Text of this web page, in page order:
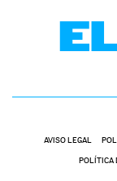
AVISO LEGAL
POLÍTICA